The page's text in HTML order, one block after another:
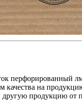
перфорированный
качества на
продукцию от